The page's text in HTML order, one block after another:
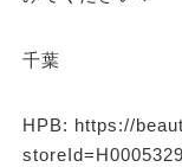
千葉
HPB: https://